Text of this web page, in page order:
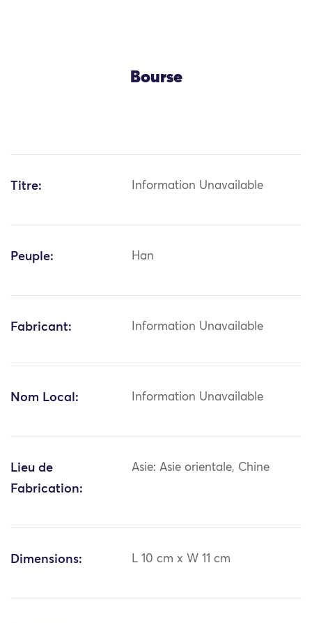
Bourse
Titre: Information Unavailable
Peuple: Han
Fabricant: Information Unavailable
Nom Local: Information Unavailable
Lieu de
Fabrication:
Asie: Asie orientale, Chine
Dimensions: L 10 cm x W 11 cm